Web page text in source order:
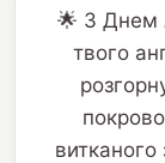
🌟 З Днем
твого